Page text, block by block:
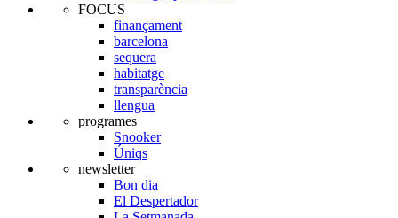
FOCUS
finançament
barcelona
sequera
habitatge
transparència
llengua
programes
Snooker
Úniqs
newsletter
Bon dia
El Despertador